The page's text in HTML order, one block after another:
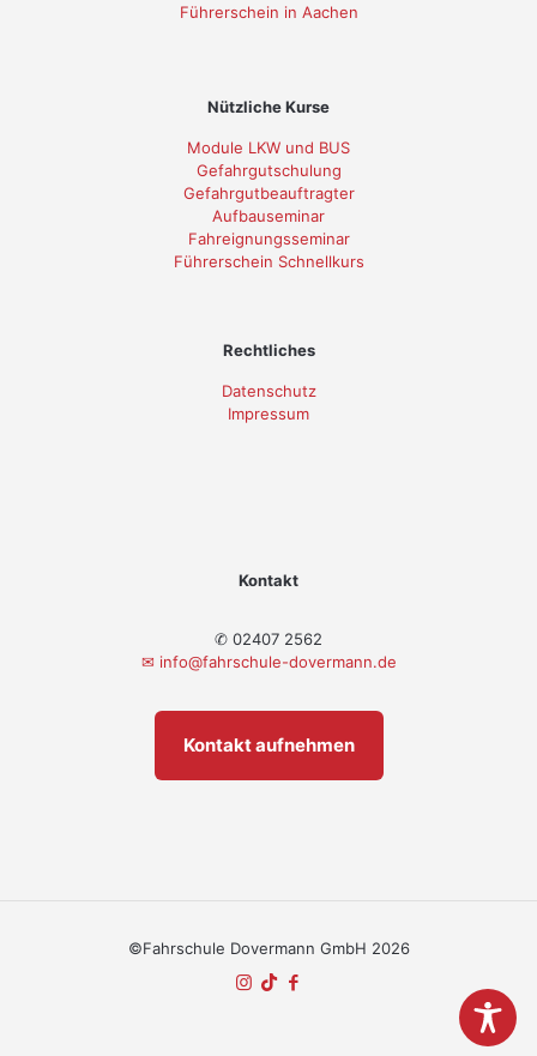
Führerschein in Aachen
Nützliche Kurse
Module LKW und BUS
Gefahrgutschulung
Gefahrgutbeauftragter
Aufbauseminar
Fahreignungsseminar
Führerschein Schnellkurs
Rechtliches
Datenschutz
Impressum
Kontakt
✆ 02407 2562
✉ info@fahrschule-dovermann.de
Kontakt aufnehmen
©Fahrschule Dovermann GmbH 2026